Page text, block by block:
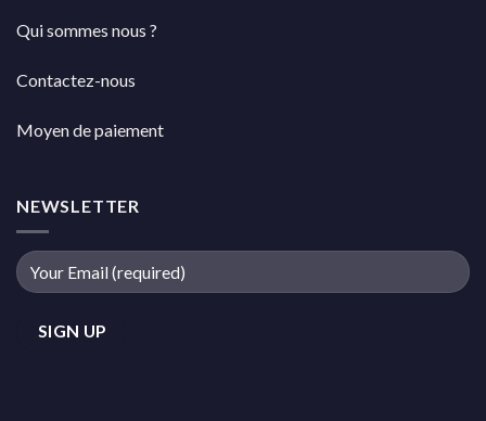
Qui sommes nous ?
Contactez-nous
Moyen de paiement
NEWSLETTER